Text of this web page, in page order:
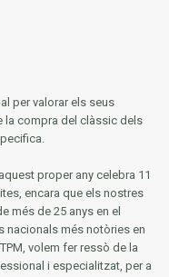
per valorar els seus
la compra del clàssic dels
proper any celebra 11
encara que els nostres
més de 25 anys en el
nacionals més notòries en
volem fer ressò de la
i especialitzat, per a